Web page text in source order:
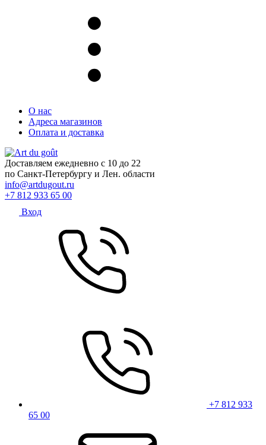
О нас
Адреса магазинов
Оплата и доставка
Доставляем ежедневно с 10 до 22
по Санкт-Петербургу и Лен. области
info@artdugout.ru
+7 812 933 65 00
Вход
+7 812 933
65 00